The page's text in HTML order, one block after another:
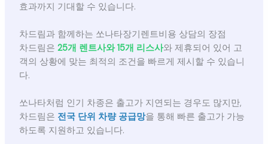
효과까지 기대할 수 있습니다.
차드림과 함께하는 쏘나타장기렌트비용 상담의 장점
차드림은 25개 렌트사와 15개 리스사와 제휴되어 있어 고
객의 상황에 맞는 최적의 조건을 빠르게 제시할 수 있습니
다.
쏘나타처럼 인기 차종은 출고가 지연되는 경우도 많지만,
차드림은 전국 단위 차량 공급망을 통해 빠른 출고가 가능
하도록 지원하고 있습니다.